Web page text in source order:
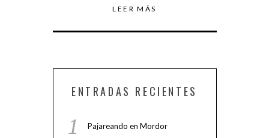
LEER MÁS
ENTRADAS RECIENTES
Pajareando en Mordor